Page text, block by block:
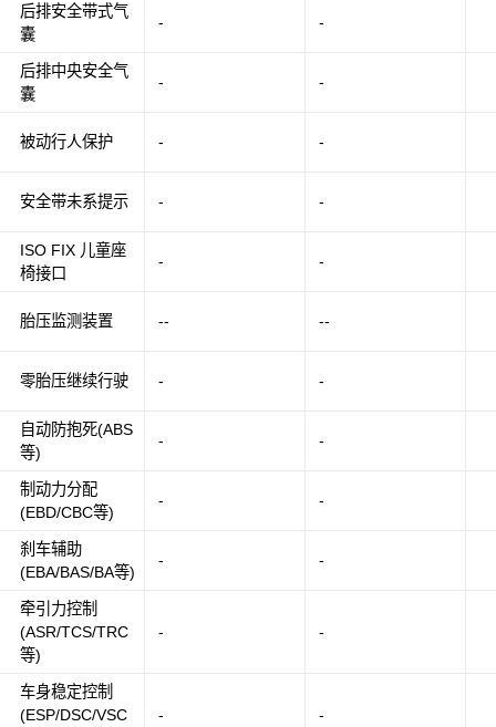
后排安全带式气
囊
后排中央安全气
囊
被动行人保护
安全带未系提示
ISO FIX 儿童座
椅接口
胎压监测装置
零胎压继续行驶
自动防抱死(ABS
等)
制动力分配
(EBD/CBC等)
刹车辅助
(EBA/BAS/BA等)
牵引力控制
(ASR/TCS/TRC
等)
车身稳定控制
(ESP/DSC/VSC
- -
- -
- -
- -
- -
-- --
- -
- -
- -
- -
- -
- -